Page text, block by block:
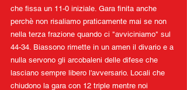
che fissa un 11-0 iniziale. Gara finita anche
perchè non risaliamo praticamente mai se non
nella terza frazione quando ci "avviciniamo" sul
44-34. Biassono rimette in un amen il divario e a
nulla servono gli arcobaleni delle difese che
lasciano sempre libero l'avversario. Locali che
chiudono la gara con 12 triple mentre noi